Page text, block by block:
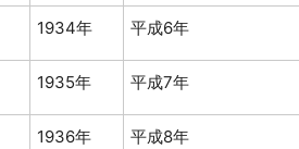
1934年 平成6年
1935年 平成7年
1936年 平成8年